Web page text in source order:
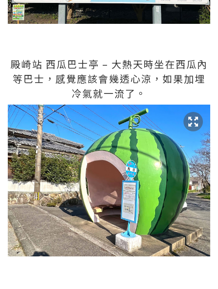
殿崎站 西瓜巴士亭 – 大熱天時坐在西瓜內
等巴士，感覺應該會幾透心涼，如果加埋
冷氣就一流了。